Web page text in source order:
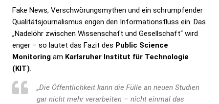
Fake News, Verschwörungsmythen und ein schrumpfender
Qualitätsjournalismus engen den Informationsfluss ein. Das
„Nadelöhr zwischen Wissenschaft und Gesellschaft“ wird
enger – so lautet das Fazit des Public Science
Monitoring am Karlsruher Institut für Technologie
(KIT).
„Die Öffentlichkeit kann die Fülle an neuen Studien
gar nicht mehr verarbeiten – nicht einmal das